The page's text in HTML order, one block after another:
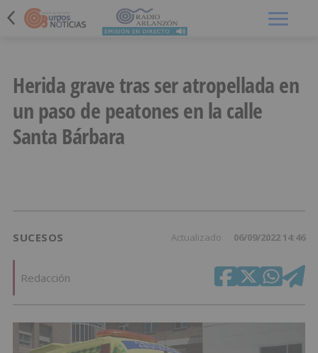
Herida grave tras ser atropellada en
un paso de peatones en la calle
Santa Bárbara
SUCESOS Actualizado 06/09/2022 14:46
Redacción